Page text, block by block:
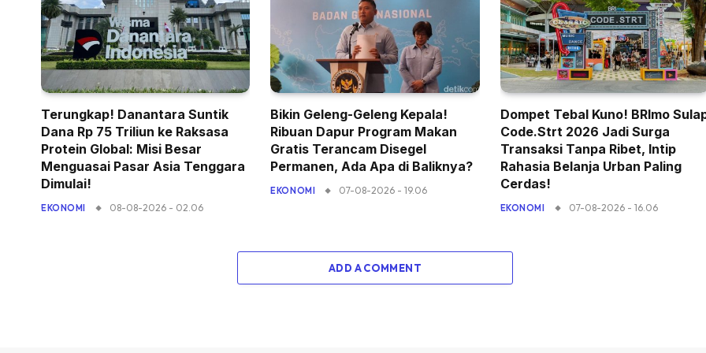
Terungkap! Danantara Suntik
Dana Rp 75 Triliun ke Raksasa
Protein Global: Misi Besar
Menguasai Pasar Asia Tenggara
Dimulai!
EKONOMI 08-08-2026 - 02.06
Bikin Geleng-Geleng Kepala!
Ribuan Dapur Program Makan
Gratis Terancam Disegel
Permanen, Ada Apa di Baliknya?
EKONOMI 07-08-2026 - 19.06
Dompet Tebal Kuno! BRImo
Code.Strt 2026 Jadi Surga
Transaksi Tanpa Ribet, Intip
Rahasia Belanja Urban Paling
Cerdas!
EKONOMI 07-08-2026 - 16.06
ADD A COMMENT